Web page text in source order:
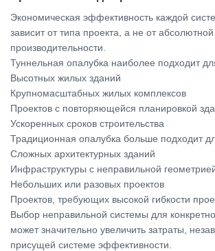
Экономическая эффективность каждой
зависит от типа проекта, а не от абсолютной
производительности.
Туннельная опалубка наиболее подходит
Высотных жилых зданий
Крупномасштабных жилых комплексов
Проектов с повторяющейся планировкой
Ускоренных сроков строительства
Традиционная опалубка больше подходит
Сложных архитектурных зданий
Инфраструктуры с неправильной
Небольших или разовых проектов
Проектов, требующих высокой гибкости
Выбор неправильной системы для
может значительно увеличить затраты,
присущей системе эффективности.